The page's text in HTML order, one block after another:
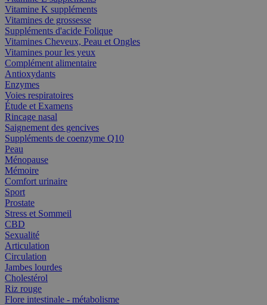
Vitamine K suppléments
Vitamines de grossesse
Suppléments d'acide Folique
Vitamines Cheveux, Peau et Ongles
Vitamines pour les yeux
Complément alimentaire
Antioxydants
Enzymes
Voies respiratoires
Étude et Examens
Rincage nasal
Saignement des gencives
Suppléments de coenzyme Q10
Peau
Ménopause
Mémoire
Comfort urinaire
Sport
Prostate
Stress et Sommeil
CBD
Sexualité
Articulation
Circulation
Jambes lourdes
Cholestérol
Riz rouge
Flore intestinale - métabolisme